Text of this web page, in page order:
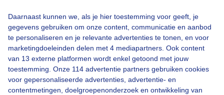
Daarnaast kunnen we, als je hier toestemming voor geeft, je
gegevens gebruiken om onze content, communicatie en aanbod
te personaliseren en je relevante advertenties te tonen, en voor
marketingdoeleinden delen met 4 mediapartners. Ook content
van 13 externe platformen wordt enkel getoond met jouw
toestemming. Onze 114 advertentie partners gebruiken cookies
voor gepersonaliseerde advertenties, advertentie- en
contentmetingen, doelgroepenonderzoek en ontwikkeling van
Over Buienradar